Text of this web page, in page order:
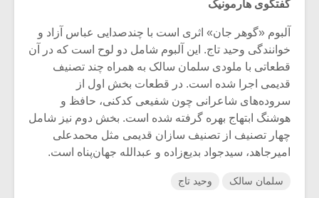
گفتگوی هارمونیک
آلبوم «گوهر جان» اثری است با چندصدایی عباس آزاد و
خوانندگی وحید تاج. این آلبوم شامل دو لوح است که در آن
قطعاتی با ملودی سلمان سالک به همراه چند تصنیف
قدیمی اجرا شده است. در قطعات بخش اول از
سروده‌های شاعرانی چون شفیعی کدکنی، حافظ و
هوشنگ ابتهاج بهره گرفته شده است. بخش دوم نیز شامل
چهار تصنیف از تصنیف سازان قدیمی مثل محمدعلی
امیرجاهد، سیدجواد بدیع‌زاده و عبدالله جهان‌پناه است.
سلمان سالک وحید تاج